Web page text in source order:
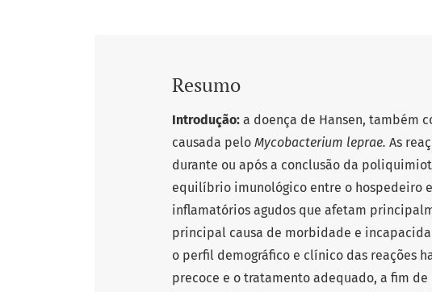
Resumo
Introdução: a doença de Hansen, também
causada pelo Mycobacterium leprae. As
durante ou após a conclusão da
equilíbrio imunológico entre o hospedeiro
inflamatórios agudos que afetam
principal causa de morbidade e
o perfil demográfico e clínico das reações
precoce e o tratamento adequado, a fim